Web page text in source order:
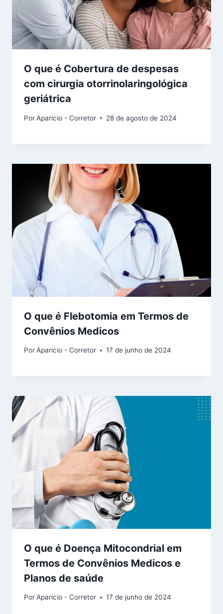
O que é Cobertura de despesas
com cirurgia otorrinolaringológica
geriátrica
PorAparicio - Corretor 28 de agosto de 2024
O que é Flebotomia em Termos de
Convênios Medicos
PorAparicio - Corretor 17 de junho de 2024
O que é Doença Mitocondrial em
Termos de Convênios Medicos e
Planos de saúde
PorAparicio - Corretor 17 de junho de 2024